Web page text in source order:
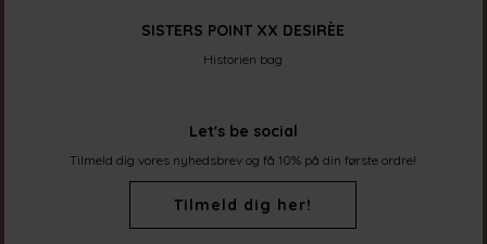
SISTERS POINT XX DESIRÈE
Historien bag
Let's be social
Tilmeld dig vores nyhedsbrev og få 10% på din første ordre!
Tilmeld dig her!